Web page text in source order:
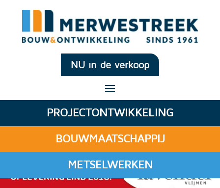
NU in de verkoop
PROJECTONTWIKKELING
BOUWMAATSCHAPPIJ
METSELWERKEN